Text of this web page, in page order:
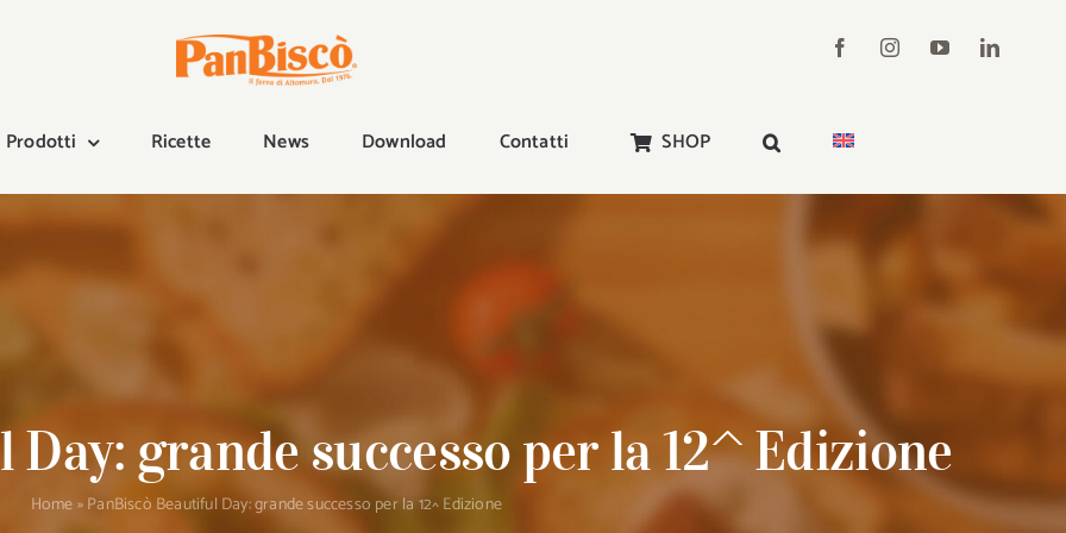
Prodotti Ricette News Download Contatti SHOP
grande successo per la 12^ Edizione
Home»PanBiscò Beautiful Day: grande successo per la 12^ Edizione